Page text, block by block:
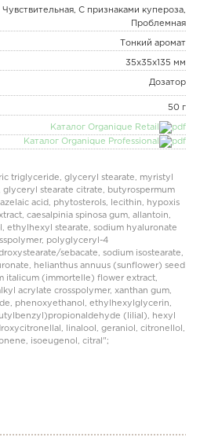
С признаками купероза,
Проблемная
Тонкий аромат
35x35x135 мм
Дозатор
50 г
Каталог Organique Retail
Каталог Organique Professional
triglyceride, glyceryl stearate, myristyl
glyceryl stearate citrate, butyrospermum
acid, phytosterols, lecithin, hypoxis
caesalpinia spinosa gum, allantoin,
ethylhexyl stearate, sodium hyaluronate
polyglyceryl-4
sebacate, sodium isostearate,
helianthus annuus (sunflower) seed
italicum (immortelle) flower extract,
acrylate crosspolymer, xanthan gum,
phenoxyethanol, ethylhexylglycerin,
(lilial), hexyl
linalool, geraniol, citronellol,
isoeugenol, citral";